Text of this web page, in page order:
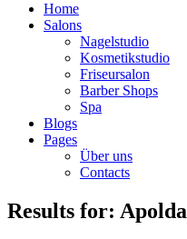
Home
Salons
Nagelstudio
Kosmetikstudio
Friseursalon
Barber Shops
Spa
Blogs
Pages
Über uns
Contacts
Results for: Apolda